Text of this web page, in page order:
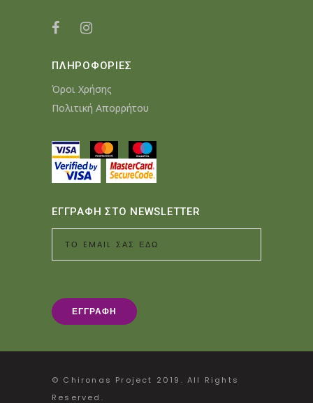
ΠΛΗΡΟΦΟΡΙΕΣ
Όροι Χρήσης
Πολιτική Απορρήτου
ΕΓΓΡΑΦΗ ΣΤΟ NEWSLETTER
© Chironas Project 2019. All Rights
Reserved.